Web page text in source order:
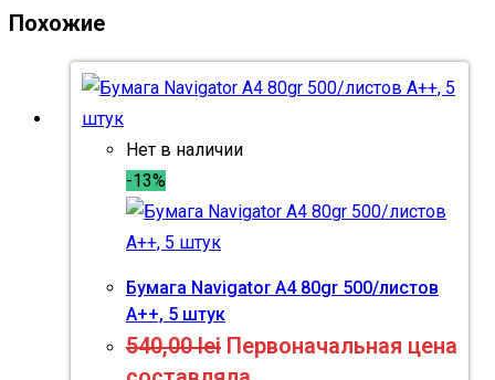
Похожие
Нет в наличии
-13%
Бумага Navigator A4 80gr 500/листов
A++, 5 штук
540,00lei Первоначальная цена